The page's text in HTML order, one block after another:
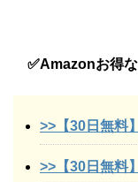
✅Amazonお得
>>【30日無料
>>【30日無料